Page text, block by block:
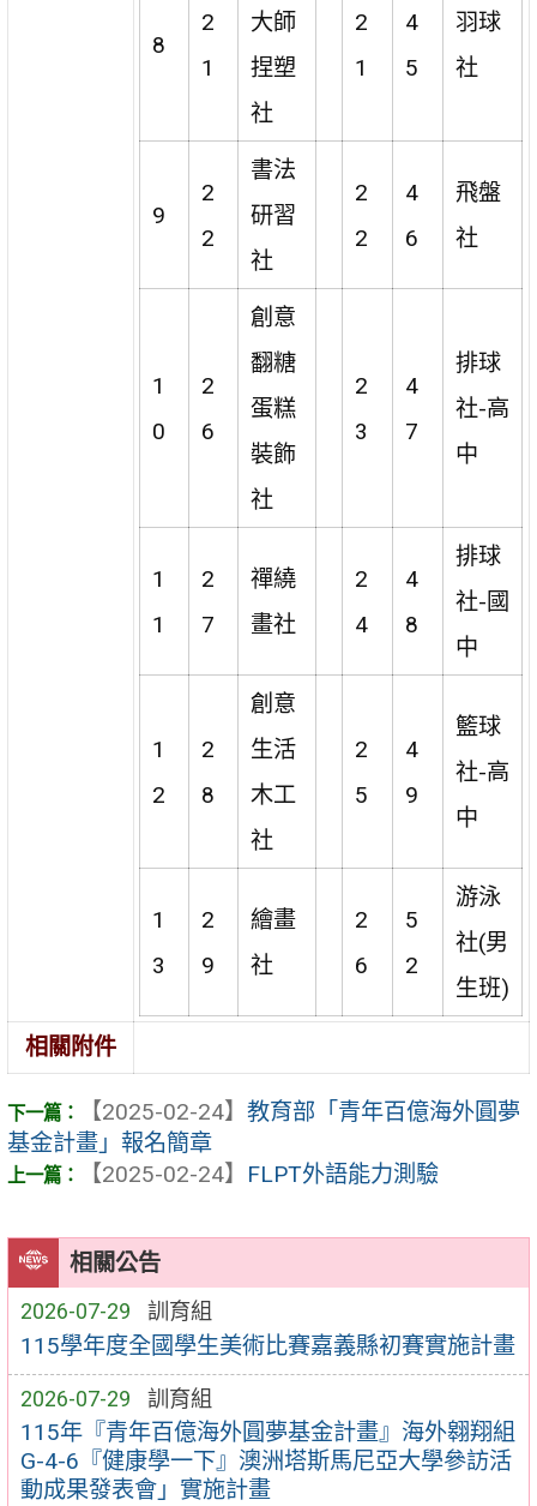
相關公告
2026-07-29 訓育組
115學年度全國學生美術比賽嘉義縣初賽實施計畫
2026-07-29 訓育組
115年『青年百億海外圓夢基金計畫』海外翱翔組
G-4-6『健康學一下』澳洲塔斯馬尼亞大學參訪活
動成果發表會」實施計畫
8
2
1
大師
捏塑
社
2
1
4
5
羽球
社
9
2
2
書法
研習
社
2
2
4
6
飛盤
社
1
0
2
6
創意
翻糖
蛋糕
裝飾
社
2
3
4
7
排球
社-高
中
1
1
2
7
禪繞
畫社
2
4
4
8
排球
社-國
中
1
2
2
8
創意
生活
木工
社
2
5
4
9
籃球
社-高
中
1
3
2
9
繪畫
社
2
6
5
2
游泳
社(男
生班)
相關附件
【2025-02-24】 教育部「青年百億海外圓夢
基金計畫」報名簡章
【2025-02-24】 FLPT外語能力測驗